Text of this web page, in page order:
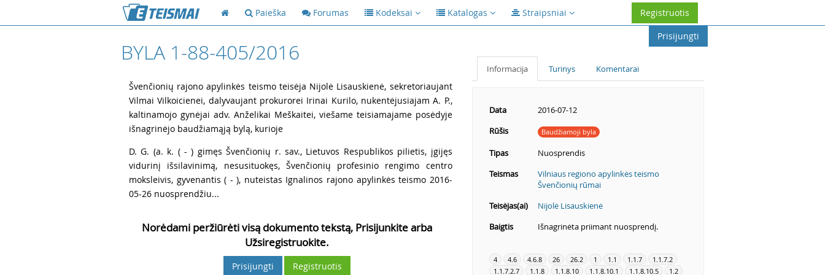
Paieška Forumas Kodeksai Katalogas Straipsniai
Registruotis
Prisijungti
BYLA 1-88-405/2016
Švenčionių rajono apylinkės teismo teisėja Nijolė Lisauskienė, sekretoriaujant
Vilmai Vilkoicienei, dalyvaujant prokurorei Irinai Kurilo, nukentėjusiajam A. P.,
kaltinamojo gynėjai adv. Anželikai Meškaitei, viešame teisiamajame posėdyje
išnagrinėjo baudžiamąją bylą, kurioje
D. G. (a. k. ( - ) gimęs Švenčionių r. sav., Lietuvos Respublikos pilietis, įgijęs
vidurinį išsilavinimą, nesusituokęs, Švenčionių profesinio rengimo centro
moksleivis, gyvenantis ( - ), nuteistas Ignalinos rajono apylinkės teismo 2016-
05-26 nuosprendžiu...
Norėdami peržiūrėti visą dokumento tekstą, Prisijunkite arba
Užsiregistruokite.
Prisijungti Registruotis
Informacija Turinys Komentarai
Data
2016-07-12
Rūšis
Baudžiamoji byla
Tipas
Nuosprendis
Teismas
Vilniaus regiono apylinkės teismo
Švenčionių rūmai
Teisėjas(ai)
Nijolė Lisauskienė
Baigtis
Išnagrinėta priimant nuosprendį.
4 4.6 4.6.8 26 26.2 1 1.1 1.1.7
1.1.7.2
1.1.7.2.7
1.1.8 1.1.8.10 1.1.8.10.1 1.1.8.10.5 1.2